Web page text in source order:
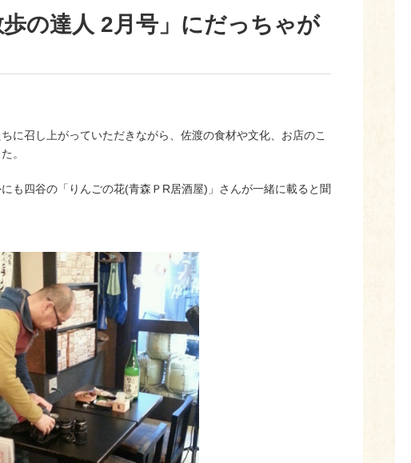
の達人 2月号」にだっちゃが
に召し上がっていただきながら、佐渡の食材や文化、お店のこ
。
も四谷の「りんごの花(青森ＰR居酒屋)」さんが一緒に載ると聞